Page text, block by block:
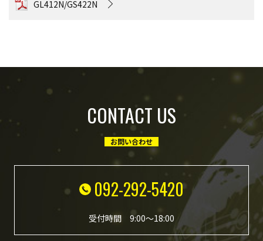
GL412N/GS422N
CONTACT US
お問い合わせ
092-292-5420
受付時間 9:00～18:00